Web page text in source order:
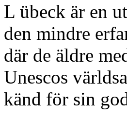
L übeck är en
den mindre
där de äldre
Unescos
känd för sin